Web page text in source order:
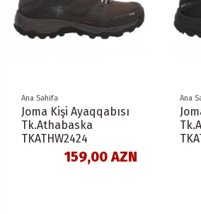
Ana Səhifə
Joma Kişi Ayaqqabısı
Tk.Athabaska
TKATHW2424
159,00 AZN
Ana